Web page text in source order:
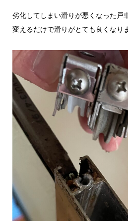
劣化してしまい滑りが悪くなった戸
変えるだけで滑りがとても良くなり